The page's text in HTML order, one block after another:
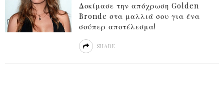
Δοκίμασε την απόχρωση Golden
Bronde στα μαλλιά σου για ένα
σούπερ αποτέλεσμα!
SHARE